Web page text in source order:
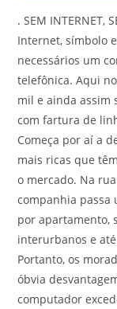
. SEM INTERNET,
Internet, símbolo
necessários um
telefônica. Aqui
mil e ainda assim
com fartura de
Começa por aí a
mais ricas que
o mercado. Na
companhia passa
por apartamento,
interurbanos e
Portanto, os
óbvia
computador